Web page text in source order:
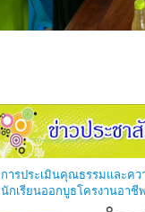
การประเมินคุณธรรมและคว
นักเรียนออกบูธโครงานอาชี